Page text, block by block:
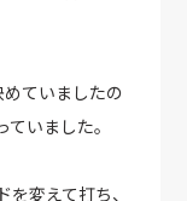
ていましたの
いました。
変えて打ち、